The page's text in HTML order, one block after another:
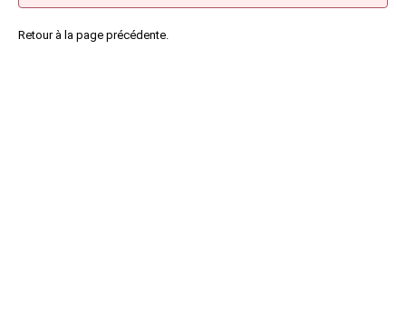
Retour à la page précédente.